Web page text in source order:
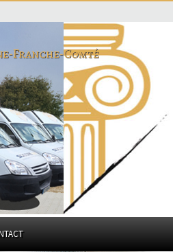
Franche-Comté